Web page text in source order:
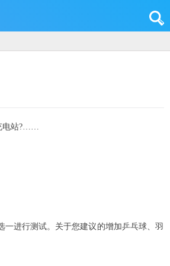
电站?……
进行测试。关于您建议的增加乒乓球、羽